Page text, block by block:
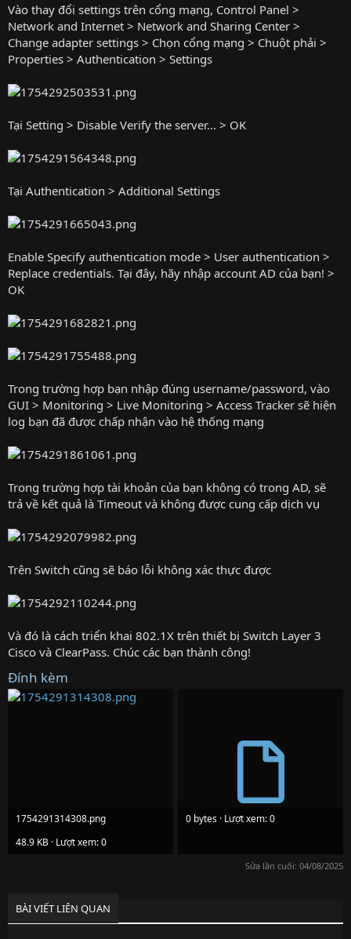
Vào thay đổi settings trên cổng mạng, Control Panel >
Network and Internet > Network and Sharing Center >
Change adapter settings > Chọn cổng mạng > Chuột phải >
Properties > Authentication > Settings
Tại Setting > Disable Verify the server... > OK
Tại Authentication > Additional Settings
Enable Specify authentication mode > User authentication >
Replace credentials. Tại đây, hãy nhập account AD của bạn! >
OK
Trong trường hợp bạn nhập đúng username/password, vào
GUI > Monitoring > Live Monitoring > Access Tracker sẽ hiện
log bạn đã được chấp nhận vào hệ thống mạng
Trong trường hợp tài khoản của bạn không có trong AD, sẽ
trả về kết quả là Timeout và không được cung cấp dịch vụ
Trên Switch cũng sẽ báo lỗi không xác thực được
Và đó là cách triển khai 802.1X trên thiết bị Switch Layer 3
Cisco và ClearPass. Chúc các bạn thành công!
Đính kèm
1754291314308.png
48.9 KB · Lượt xem: 0
0 bytes · Lượt xem: 0
Sửa lần cuối: 04/08/2025
BÀI VIẾT LIÊN QUAN